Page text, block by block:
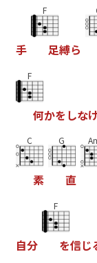
手
F
足縛ら
F
何かをしな
C
素
G
直
自分
F
を信じ